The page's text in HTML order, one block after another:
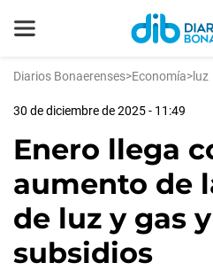
Diarios Bonaerenses>Economía> luz
30 de diciembre de 2025 - 11:49
Enero llega
aumento de
de luz y gas
subsidios